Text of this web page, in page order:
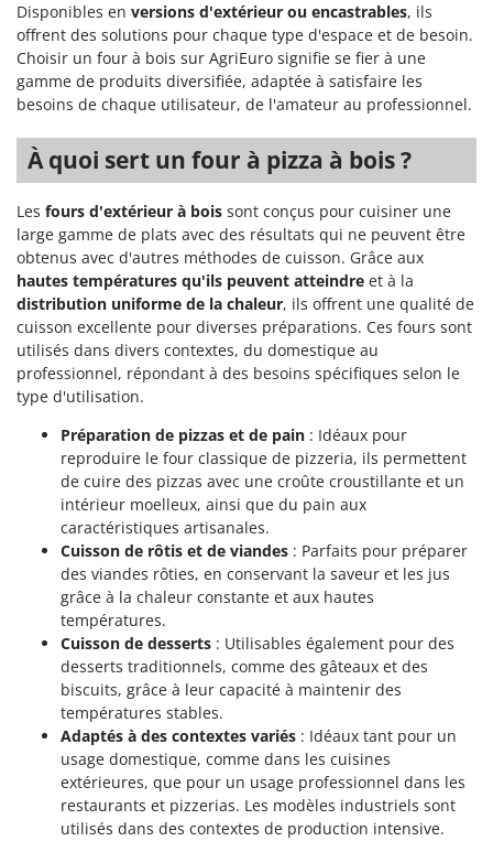
Disponibles en versions d'extérieur ou encastrables, ils
offrent des solutions pour chaque type d'espace et de besoin.
Choisir un four à bois sur AgriEuro signifie se fier à une
gamme de produits diversifiée, adaptée à satisfaire les
besoins de chaque utilisateur, de l'amateur au professionnel.
À quoi sert un four à pizza à bois ?
Les fours d'extérieur à bois sont conçus pour cuisiner une
large gamme de plats avec des résultats qui ne peuvent être
obtenus avec d'autres méthodes de cuisson. Grâce aux
hautes températures qu'ils peuvent atteindre et à la
distribution uniforme de la chaleur, ils offrent une qualité de
cuisson excellente pour diverses préparations. Ces fours sont
utilisés dans divers contextes, du domestique au
professionnel, répondant à des besoins spécifiques selon le
type d'utilisation.
Préparation de pizzas et de pain : Idéaux pour
reproduire le four classique de pizzeria, ils permettent
de cuire des pizzas avec une croûte croustillante et un
intérieur moelleux, ainsi que du pain aux
caractéristiques artisanales.
Cuisson de rôtis et de viandes : Parfaits pour préparer
des viandes rôties, en conservant la saveur et les jus
grâce à la chaleur constante et aux hautes
températures.
Cuisson de desserts : Utilisables également pour des
desserts traditionnels, comme des gâteaux et des
biscuits, grâce à leur capacité à maintenir des
températures stables.
Adaptés à des contextes variés : Idéaux tant pour un
usage domestique, comme dans les cuisines
extérieures, que pour un usage professionnel dans les
restaurants et pizzerias. Les modèles industriels sont
utilisés dans des contextes de production intensive.